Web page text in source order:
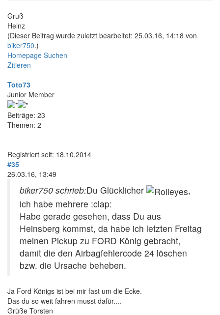
Gruß
Heinz
(Dieser Beitrag wurde zuletzt bearbeitet: 25.03.16, 14:18 von
biker750.)
Homepage Suchen
Zitieren
Toto73
Junior Member
Beiträge: 23
Themen: 2
Registriert seit: 18.10.2014
#35
26.03.16, 13:49
biker750 schrieb:Du Glücklicher
,
ich habe mehrere :clap:
Habe gerade gesehen, dass Du aus
Heinsberg kommst, da habe ich letzten Freitag
meinen Pickup zu FORD König gebracht,
damit die den Airbagfehlercode 24 löschen
bzw. die Ursache beheben.
Ja Ford Königs ist bei mir fast um die Ecke.
Das du so weit fahren musst dafür....
Grüße Torsten